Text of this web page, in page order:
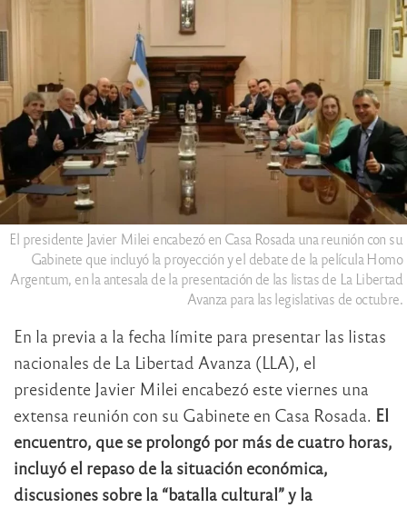
El presidente Javier Milei encabezó en Casa Rosada una reunión con su
Gabinete que incluyó la proyección y el debate de la película Homo
Argentum, en la antesala de la presentación de las listas de La Libertad
Avanza para las legislativas de octubre.
En la previa a la fecha límite para presentar las listas
nacionales de La Libertad Avanza (LLA), el
presidente Javier Milei encabezó este viernes una
extensa reunión con su Gabinete en Casa Rosada. El
encuentro, que se prolongó por más de cuatro horas,
incluyó el repaso de la situación económica,
discusiones sobre la “batalla cultural” y la